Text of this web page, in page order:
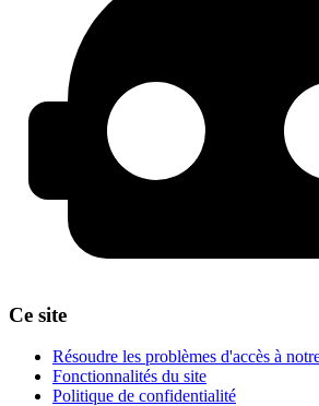
Ce site
Résoudre les problèmes d'accès à
Fonctionnalités du site
Politique de confidentialité